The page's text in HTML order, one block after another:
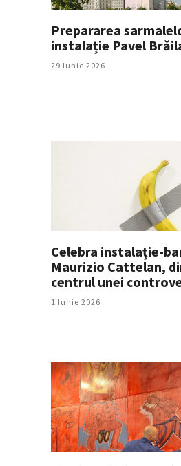
Prepararea
instalație Pavel
29 Iunie 2026
Celebra instalație-
Maurizio Cattelan,
centrul unei
1 Iunie 2026